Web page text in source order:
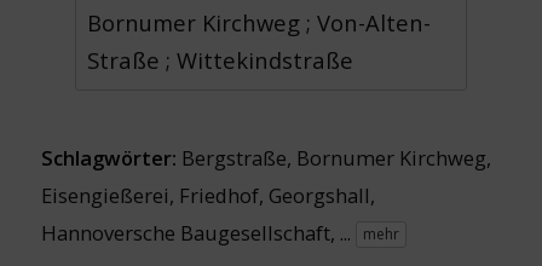
Bornumer Kirchweg ; Von-Alten-
Straße ; Wittekindstraße
Schlagwörter: Bergstraße, Bornumer Kirchweg,
Eisengießerei, Friedhof, Georgshall,
Hannoversche Baugesellschaft, ... mehr